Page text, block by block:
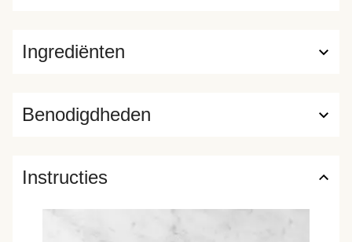
Ingrediënten
Benodigdheden
Instructies